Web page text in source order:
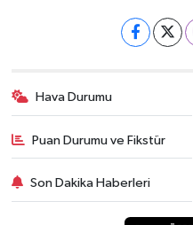
Hava Durumu
Puan Durumu ve Fikstür
Son Dakika Haberleri